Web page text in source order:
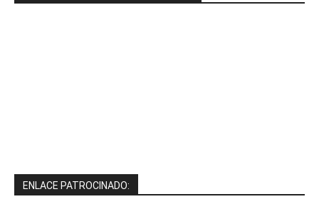
ENLACE PATROCINADO: